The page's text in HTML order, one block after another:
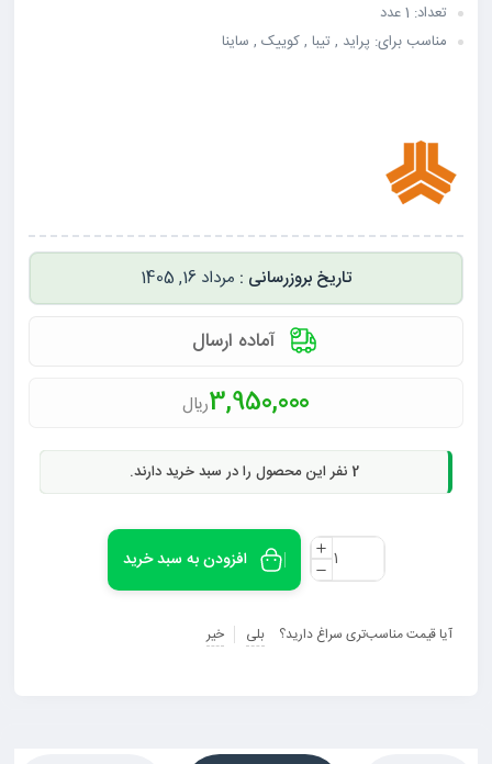
تعداد: 1 عدد
مناسب برای: پراید , تیبا , کوییک , ساینا
مرداد 16, 1405
آماده ارسال
3,950,000ریال
2 نفر این محصول را در سبد خرید دارند.
افزودن به سبد خرید
آیا قیمت مناسب‌تری سراغ دارید؟ بلی خیر